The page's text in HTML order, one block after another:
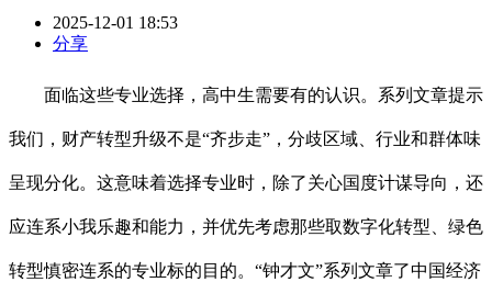
2025-12-01 18:53
分享
面临这些专业选择，高中生需要有的认识。系列文章提示
我们，财产转型升级不是“齐步走”，分歧区域、行业和群体味
呈现分化。这意味着选择专业时，除了关心国度计谋导向，还
应连系小我乐趣和能力，并优先考虑那些取数字化转型、绿色
转型慎密连系的专业标的目的。“钟才文”系列文章了中国经济